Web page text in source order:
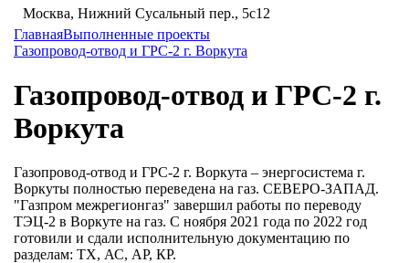
Москва, Нижний Сусальный пер., 5c12
ГлавнаяВыполненные проекты
Газопровод-отвод и ГРС-2 г. Воркута
Газопровод-отвод и ГРС-2 г.
Воркута
Газопровод-отвод и ГРС-2 г. Воркута – энергосистема г.
Воркуты полностью переведена на газ. СЕВЕРО-ЗАПАД.
"Газпром межрегионгаз" завершил работы по переводу
ТЭЦ-2 в Воркуте на газ. С ноября 2021 года по 2022 год
готовили и сдали исполнительную документацию по
разделам: ТХ, АС, АР, КР.